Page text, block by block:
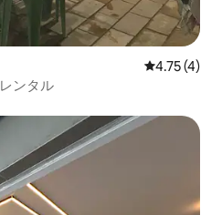
レビュー4
4.75 (4)
ンタル